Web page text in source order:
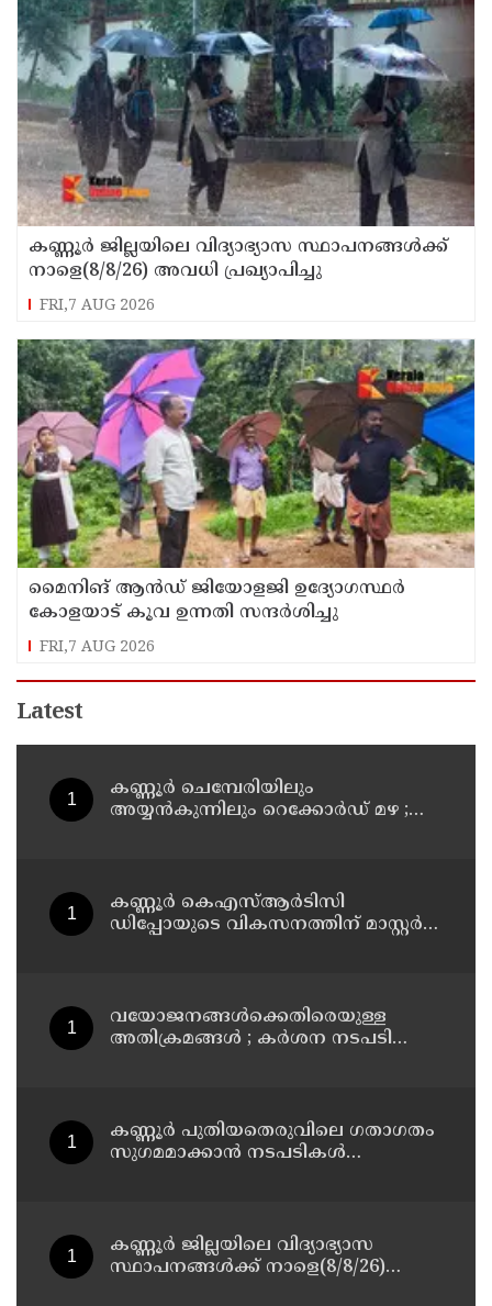
കണ്ണൂർ ജില്ലയിലെ വിദ്യാഭ്യാസ സ്ഥാപനങ്ങള്‍ക്ക്
നാളെ(8/8/26) അവധി പ്രഖ്യാപിച്ചു
FRI,7 AUG 2026
മൈനിങ് ആൻഡ്​ ജിയോളജി ഉദ്യോഗസ്ഥർ
കോളയാട് കൂവ ഉന്നതി സന്ദർശിച്ചു
FRI,7 AUG 2026
Latest
കണ്ണൂർ ചെമ്പേരിയിലും
അയ്യൻകുന്നിലും റെക്കോർഡ് മഴ ;
കണ്ണൂർ കെഎസ്ആർടിസി
ഡിപ്പോയുടെ വികസനത്തിന് മാസ്റ്റർ
വയോജനങ്ങൾക്കെതിരെയുള്ള
അതിക്രമങ്ങൾ ; കർശന നടപടി
കണ്ണൂർ പുതിയതെരുവിലെ ഗതാഗതം
സുഗമമാക്കാന്‍ നടപടികള്‍
കണ്ണൂർ ജില്ലയിലെ വിദ്യാഭ്യാസ
സ്ഥാപനങ്ങള്‍ക്ക് നാളെ(8/8/26)